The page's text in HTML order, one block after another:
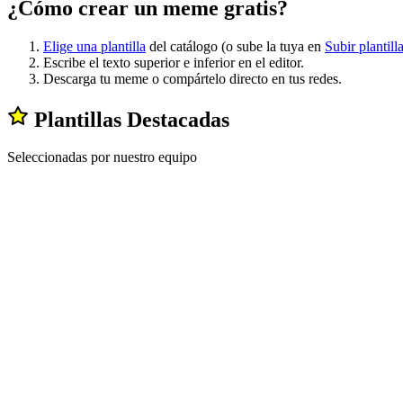
¿Cómo crear un meme gratis?
Elige una plantilla del catálogo (o sube la tuya en Subir plantilla
Escribe el texto superior e inferior en el editor.
Descarga tu meme o compártelo directo en tus redes.
Plantillas Destacadas
Seleccionadas por nuestro equipo